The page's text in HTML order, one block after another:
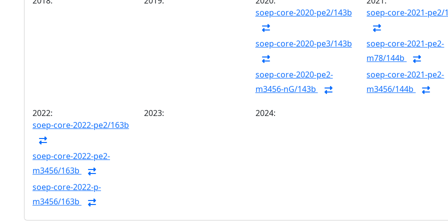
soep-core-2020-pe2/143b
soep-core-2020-pe3/143b
soep-core-2020-pe2-
m3456-nG/143b
soep-core-2021-pe2/
soep-core-2021-pe2-
m78/144b
soep-core-2021-pe2-
m3456/144b
2022:
soep-core-2022-pe2/163b
soep-core-2022-pe2-
m3456/163b
soep-core-2022-p-
m3456/163b
2023: 2024: